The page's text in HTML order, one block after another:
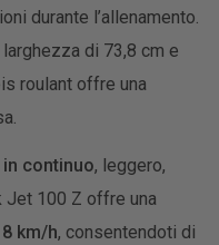
durante l’allenamento.
di 73,8 cm e
roulant offre una
in continuo, leggero,
100 Z offre una
km/h, consentendoti di